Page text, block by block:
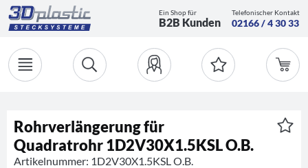
Ein Shop für
B2B Kunden
Telefonischer Kontakt
02166 / 4 30 33
Rohrverlängerung für
Quadratrohr 1D2V30X1.5KSL O.B.
Artikelnummer: 1D2V30X1.5KSL O.B.